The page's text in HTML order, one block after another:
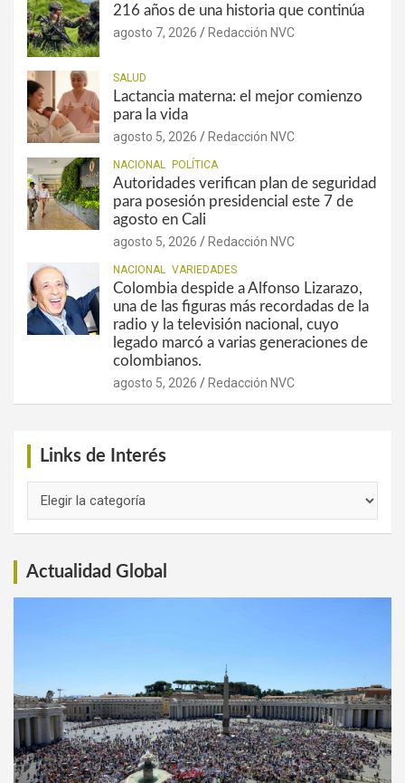
216 años de una historia que continúa
agosto 7, 2026 Redacción NVC
SALUD
Lactancia materna: el mejor comienzo
para la vida
agosto 5, 2026 Redacción NVC
NACIONAL POLÍTICA
Autoridades verifican plan de seguridad
para posesión presidencial este 7 de
agosto en Cali
agosto 5, 2026 Redacción NVC
NACIONAL VARIEDADES
Colombia despide a Alfonso Lizarazo,
una de las figuras más recordadas de la
radio y la televisión nacional, cuyo
legado marcó a varias generaciones de
colombianos.
agosto 5, 2026 Redacción NVC
Links de Interés
Actualidad Global